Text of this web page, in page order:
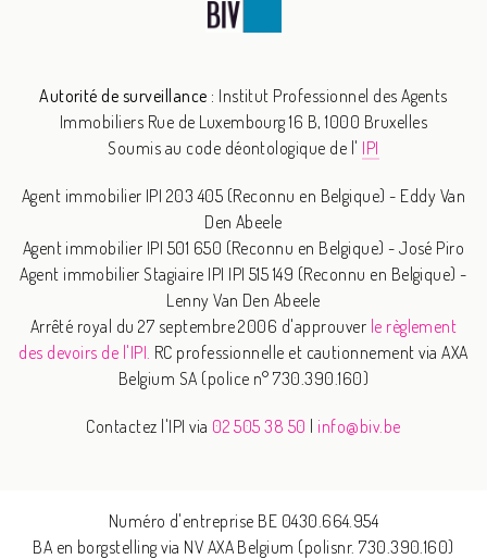
Autorité de surveillance : Institut Professionnel des Agents
Immobiliers Rue de Luxembourg 16 B, 1000 Bruxelles
Soumis au code déontologique de l' IPI
Agent immobilier IPI 203 405 (Reconnu en Belgique) - Eddy Van
Den Abeele
Agent immobilier IPI 501 650 (Reconnu en Belgique) - José Piro
Agent immobilier Stagiaire IPI IPI 515 149 (Reconnu en Belgique) -
Lenny Van Den Abeele
Arrêté royal du 27 septembre 2006 d'approuver le règlement
des devoirs de l'IPI. RC professionnelle et cautionnement via AXA
Belgium SA (police n° 730.390.160)
Contactez l'IPI via 02 505 38 50 | info@biv.be
Numéro d'entreprise BE 0430.664.954
BA en borgstelling via NV AXA Belgium (polisnr. 730.390.160)